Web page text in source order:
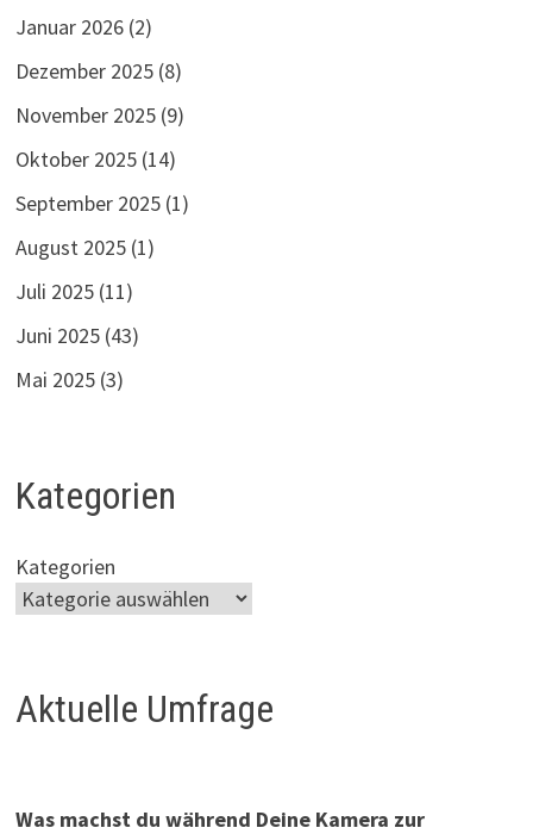
Januar 2026 (2)
Dezember 2025 (8)
November 2025 (9)
Oktober 2025 (14)
September 2025 (1)
August 2025 (1)
Juli 2025 (11)
Juni 2025 (43)
Mai 2025 (3)
Kategorien
Kategorien
Aktuelle Umfrage
Was machst du während Deine Kamera zur